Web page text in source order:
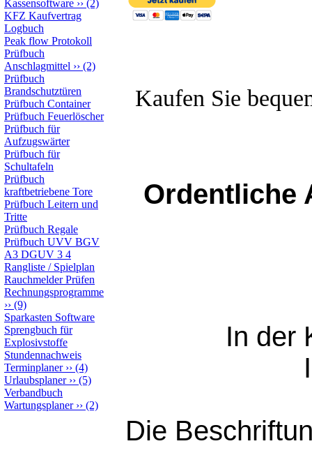
Kassensoftware ›› (2)
KFZ Kaufvertrag
Logbuch
Peak flow Protokoll
Prüfbuch
Anschlagmittel ›› (2)
Prüfbuch
Brandschutztüren
Prüfbuch Container
Prüfbuch Feuerlöscher
Prüfbuch für
Aufzugswärter
Prüfbuch für
Schultafeln
Prüfbuch
kraftbetriebene Tore
Prüfbuch Leitern und
Tritte
Prüfbuch Regale
Prüfbuch UVV BGV
A3 DGUV 3 4
Rangliste / Spielplan
Rauchmelder Prüfen
Rechnungsprogramme
›› (9)
Sparkasten Software
Sprengbuch für
Explosivstoffe
Stundennachweis
Terminplaner›› (4)
Urlaubsplaner›› (5)
Verbandbuch
Wartungsplaner›› (2)
Kaufen Sie
Ordentliche
In der
Die